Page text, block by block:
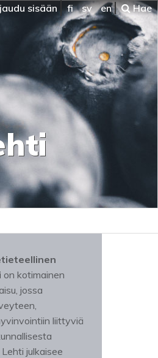
sisään fi sv en Hae
on kotimainen
jossa
liittyviä
julkaisee